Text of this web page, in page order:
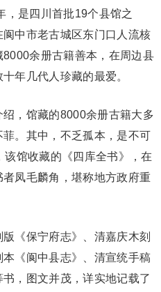
，是四川首批19个县馆之
中市老古城区东门口人流核
余册古籍善本，在周边县
年几代人珍藏的最爱。
，馆藏的8000余册古籍大多
。其中，不乏孤本，是不可
馆收藏的《四库全书》，在
凤毛麟角，堪称地方政府重
《保宁府志》、清嘉庆木刻
《阆中县志》、清宣统手稿
，图文并茂，详实地记载了